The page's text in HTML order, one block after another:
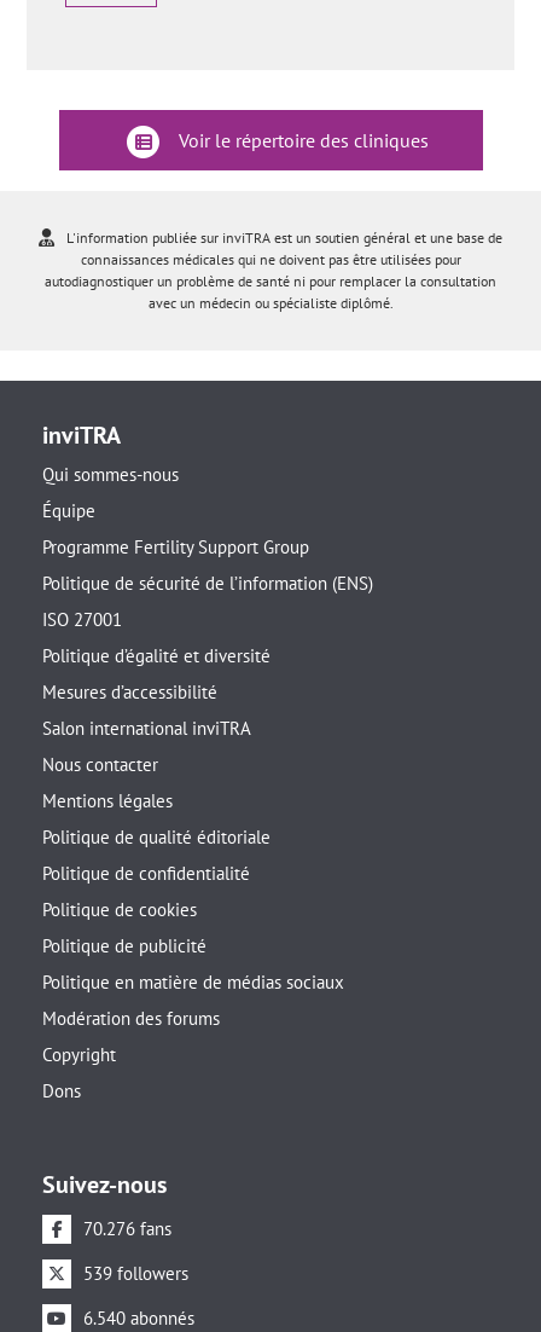
Voir le répertoire des cliniques
L'information publiée sur inviTRA est un soutien général et une base de
connaissances médicales qui ne doivent pas être utilisées pour
autodiagnostiquer un problème de santé ni pour remplacer la consultation
avec un médecin ou spécialiste diplômé.
inviTRA
Qui sommes-nous
Équipe
Programme Fertility Support Group
Politique de sécurité de l’information (ENS)
ISO 27001
Politique d’égalité et diversité
Mesures d’accessibilité
Salon international inviTRA
Nous contacter
Mentions légales
Politique de qualité éditoriale
Politique de confidentialité
Politique de cookies
Politique de publicité
Politique en matière de médias sociaux
Modération des forums
Copyright
Dons
Suivez-nous
70.276 fans
539 followers
6.540 abonnés